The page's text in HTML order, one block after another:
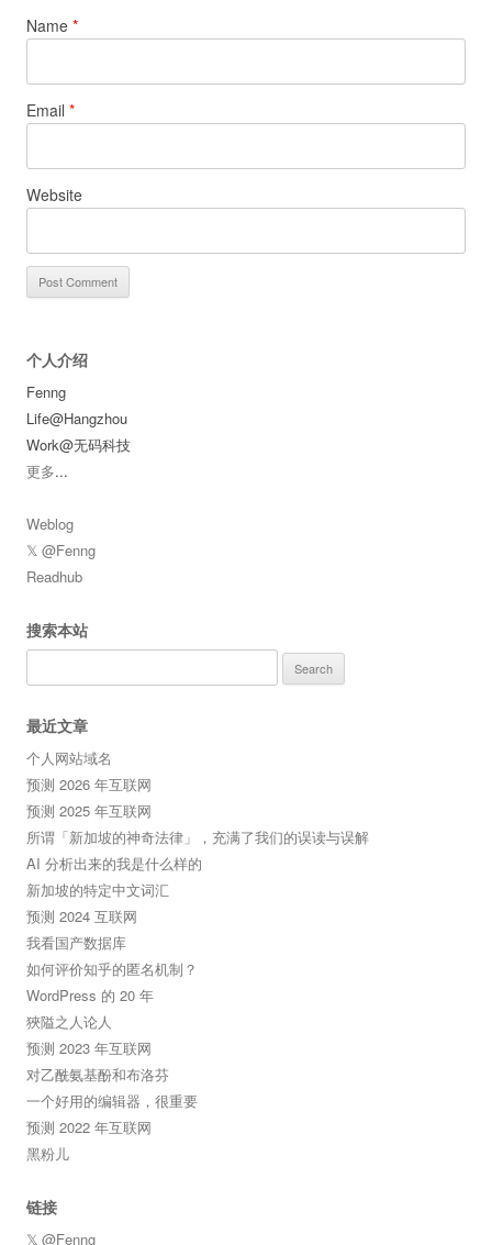
Name *
Email *
Website
个人介绍
Fenng
Life@Hangzhou
Work@无码科技
更多...
Weblog
𝕏 @Fenng
Readhub
搜索本站
for:
最近文章
个人网站域名
预测 2026 年互联网
预测 2025 年互联网
所谓「新加坡的神奇法律」，充满了我们的误读与误解
AI 分析出来的我是什么样的
新加坡的特定中文词汇
预测 2024 互联网
我看国产数据库
如何评价知乎的匿名机制？
WordPress 的 20 年
狹隘之人论人
预测 2023 年互联网
对乙酰氨基酚和布洛芬
一个好用的编辑器，很重要
预测 2022 年互联网
黑粉儿
链接
𝕏 @Fenng